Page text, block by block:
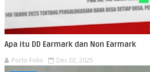
Apa itu DD Earmark dan Non Earmark
Porto Folio Dec 02, 2025